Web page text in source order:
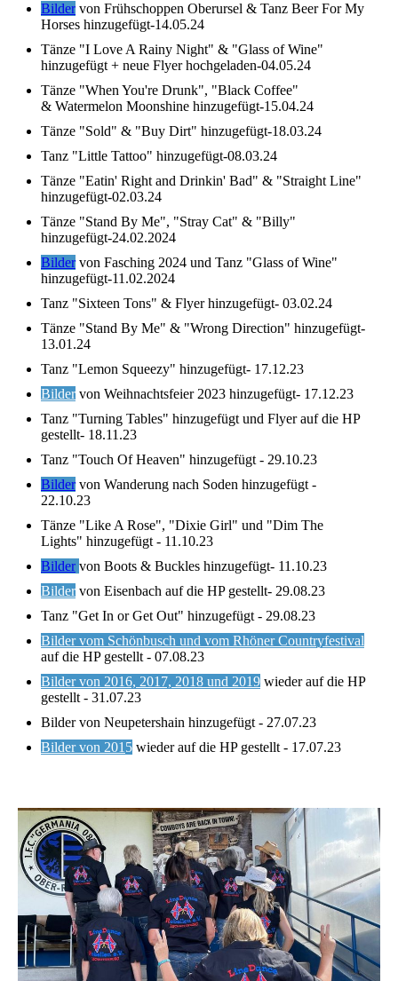
Bilder von Frühschoppen Oberursel & Tanz Beer For My
Horses hinzugefügt-14.05.24
Tänze "I Love A Rainy Night" & "Glass of Wine"
hinzugefügt + neue Flyer hochgeladen-04.05.24
Tänze "When You're Drunk", "Black Coffee"
& Watermelon Moonshine hinzugefügt-15.04.24
Tänze "Sold" & "Buy Dirt" hinzugefügt-18.03.24
Tanz "Little Tattoo" hinzugefügt-08.03.24
Tänze "Eatin' Right and Drinkin' Bad" & "Straight Line"
hinzugefügt-02.03.24
Tänze "Stand By Me", "Stray Cat" & "Billy"
hinzugefügt-24.02.2024
Bildervon Fasching 2024 und Tanz "Glass of Wine"
hinzugefügt-11.02.2024
Tanz "Sixteen Tons" & Flyer hinzugefügt- 03.02.24
Tänze "Stand By Me" & "Wrong Direction" hinzugefügt-
13.01.24
Tanz "Lemon Squeezy" hinzugefügt- 17.12.23
Bilder von Weihnachtsfeier 2023 hinzugefügt- 17.12.23
Tanz "Turning Tables" hinzugefügt und Flyer auf die HP
gestellt- 18.11.23
Tanz "Touch Of Heaven" hinzugefügt - 29.10.23
Bildervon Wanderung nach Soden hinzugefügt -
22.10.23
Tänze "Like A Rose", "Dixie Girl" und "Dim The
Lights" hinzugefügt - 11.10.23
Bilder von Boots & Buckles hinzugefügt- 11.10.23
Bilder von Eisenbach auf die HP gestellt- 29.08.23
Tanz "Get In or Get Out" hinzugefügt - 29.08.23
Bilder vom Schönbusch und vom Rhöner Countryfestival
auf die HP gestellt - 07.08.23
Bilder von 2016, 2017, 2018 und 2019 wieder auf die HP
gestellt - 31.07.23
Bilder von Neupetershain hinzugefügt - 27.07.23
Bilder von 201 5 wieder auf die HP gestellt - 17.07.23